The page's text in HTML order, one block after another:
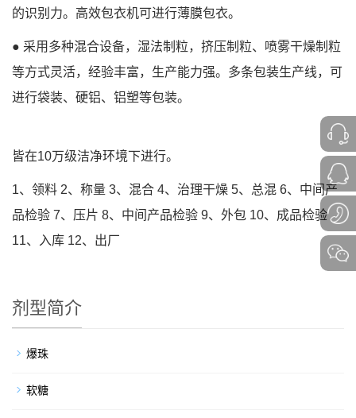
的识别力。高效包衣机可进行薄膜包衣。
● 采用多种混合设备，湿法制粒，挤压制粒、喷雾干燥制粒
等方式灵活，经验丰富，生产能力强。多条包装生产线，可
进行袋装、硬铝、铝塑等包装。
皆在10万级洁净环境下进行。
1、领料 2、称量 3、混合 4、治理干燥 5、总混 6、中间产
品检验 7、压片 8、中间产品检验 9、外包 10、成品检验
11、入库 12、出厂
剂型简介
爆珠
软糖